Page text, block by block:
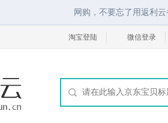
网购，不要忘了用返利
淘宝登陆 微信登录